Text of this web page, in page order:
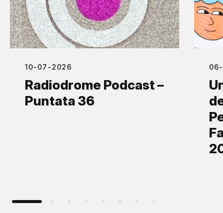
10-07-2026
Radiodrome Podcast –
Puntata 36